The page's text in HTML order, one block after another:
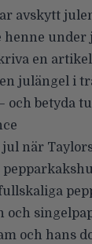
avskytt
henne under
en
julängel i
och betyda
jul när
och
och hans